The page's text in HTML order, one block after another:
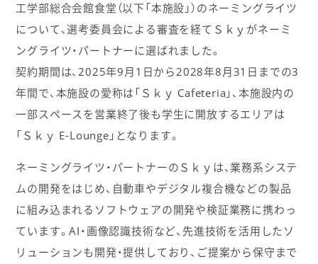
工学部総合会館食堂（以下「本施設」）のネーミングライツ
について、選考委員会による審査を経てＳｋｙがネーミ
ングライツ・パートナーに選ばれました。
契約期間は、2025年9月1日から2028年8月31日までの3
年間で、本施設の愛称は「Ｓｋｙ Cafeteria」、本施設内の
一部スペースを営業終了後も学生に開放するエリアは
「Ｓｋｙ E-Lounge」となります。
ネーミングライツ・パートナーのＳｋｙは、業務系システ
ムの開発をはじめ、自動車やデジタル複合機などの製品
に組み込まれるソフトウェアの開発や検証業務に携わっ
ています。AI・画像認識技術など、先進技術を活用したソ
リューションも開発・提供しており、ご提案から保守まで